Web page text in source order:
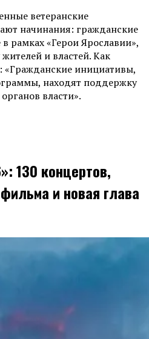
ветеранские
начинания: гражданские
рамках «Герои Ярославии»,
и властей. Как
инициативы,
находят поддержку
власти».
130 концертов,
и новая глава